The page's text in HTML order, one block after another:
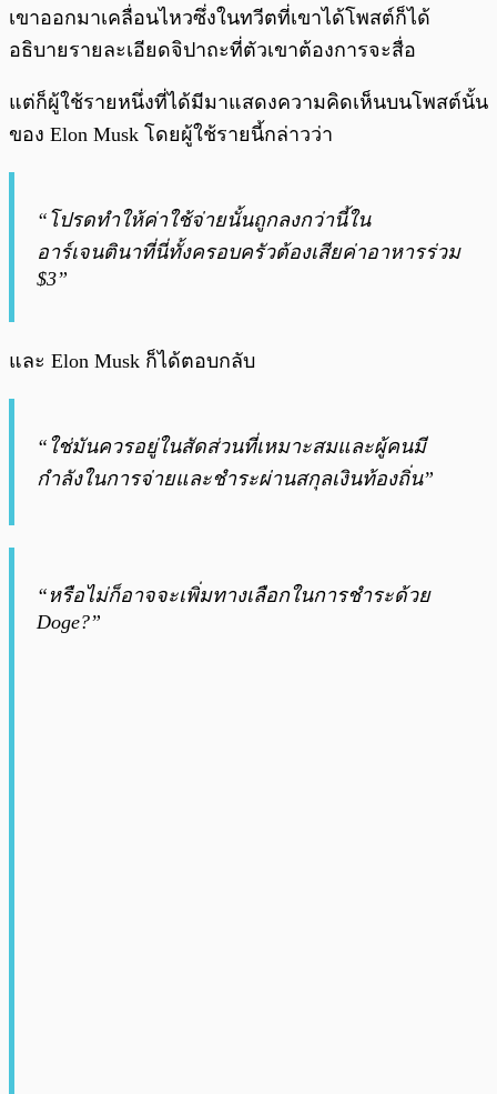
เขาออกมาเคลื่อนไหวซึ่งในทวีตที่เขาได้โพสต์ก็ได้
อธิบายรายละเอียดจิปาถะที่ตัวเขาต้องการจะสื่อ
แต่ก็ผู้ใช้รายหนึ่งที่ได้มีมาแสดงความคิดเห็นบนโพสต์นั้น
ของ Elon Musk โดยผู้ใช้รายนี้กล่าวว่า
“โปรดทำให้ค่าใช้จ่ายนั้นถูกลงกว่านี้ใน
อาร์เจนตินาที่นี่ทั้งครอบครัวต้องเสียค่าอาหารร่วม
$3”
และ Elon Musk ก็ได้ตอบกลับ
“ใช่มันควรอยู่ในสัดส่วนที่เหมาะสมและผู้คนมี
กำลังในการจ่ายและชำระผ่านสกุลเงินท้องถิ่น”
“หรือไม่ก็อาจจะเพิ่มทางเลือกในการชำระด้วย
Doge?”